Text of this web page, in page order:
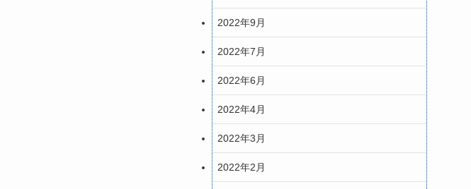
2022年9月
2022年7月
2022年6月
2022年4月
2022年3月
2022年2月